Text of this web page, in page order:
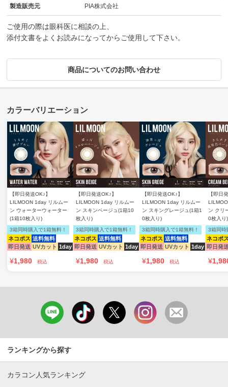
製造販売元 PIA株式会社
ご使用の際は眼科医に相談の上、
添付文書をよくお読みになってからご使用して下さい。
商品についてのお問い合わせ
【即日発送OK♪】
LILMOON 1day リルムー
ン ウォーターウォーター
(1箱10枚入り)
ネコポス 送料無料
即日発送 UVカット 1day
3箱同時購入で1箱無料！
¥1,980 税込
【即日発送OK♪】
LILMOON 1day リルムー
ン スキンベージュ(1箱10
枚入り)
ネコポス 送料無料
即日発送 UVカット 1day
3箱同時購入で1箱無料！
¥1,980 税込
【即日発送OK♪】
LILMOON 1day リルムー
ン スキングレージュ(1箱1
0枚入り)
ネコポス 送料無料
即日発送 UVカット 1day
3箱同時購入で1箱無料！
¥1,980 税込
【即日
ン クリ
0枚入り)
ネコポ
即日発
3箱同時
¥
ランキングから探す
カラコン人気ランキング